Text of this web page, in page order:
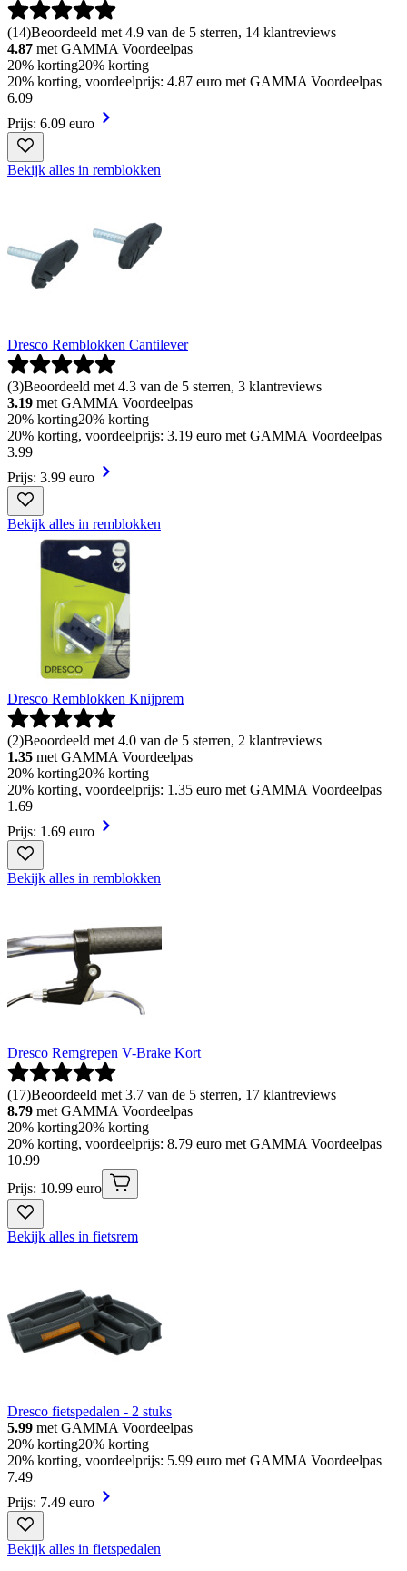
(14)Beoordeeld met 4.9 van de 5 sterren, 14 klantreviews
4.87 met GAMMA Voordeelpas
20% korting20% korting
20% korting, voordeelprijs: 4.87 euro met GAMMA Voordeelpas
6.09
Prijs: 6.09 euro
Bekijk alles in remblokken
Dresco Remblokken Cantilever
(3)Beoordeeld met 4.3 van de 5 sterren, 3 klantreviews
3.19 met GAMMA Voordeelpas
20% korting20% korting
20% korting, voordeelprijs: 3.19 euro met GAMMA Voordeelpas
3.99
Prijs: 3.99 euro
Bekijk alles in remblokken
Dresco Remblokken Knijprem
(2)Beoordeeld met 4.0 van de 5 sterren, 2 klantreviews
1.35 met GAMMA Voordeelpas
20% korting20% korting
20% korting, voordeelprijs: 1.35 euro met GAMMA Voordeelpas
1 .69
Prijs: 1.69 euro
Bekijk alles in remblokken
Dresco Remgrepen V-Brake Kort
(17)Beoordeeld met 3.7 van de 5 sterren, 17 klantreviews
8.79 met GAMMA Voordeelpas
20% korting20% korting
20% korting, voordeelprijs: 8.79 euro met GAMMA Voordeelpas
10.99
Prijs: 10.99 euro
Bekijk alles in fietsrem
Dresco fietspedalen - 2 stuks
5.99 met GAMMA Voordeelpas
20% korting20% korting
20% korting, voordeelprijs: 5.99 euro met GAMMA Voordeelpas
7.49
Prijs: 7.49 euro
Bekijk alles in fietspedalen